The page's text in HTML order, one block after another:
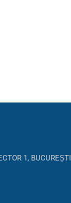
1, BUCUREȘTI